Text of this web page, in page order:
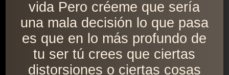
vida Pero créeme que sería
una mala decisión lo que pasa
es que en lo más profundo de
tu ser tú crees que ciertas
distorsiones o ciertas cosas